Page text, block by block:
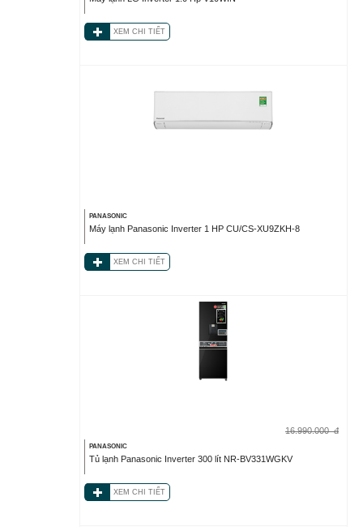
XEM CHI TIẾT
PANASONIC
Máy lạnh Panasonic Inverter 1 HP CU/CS-XU9ZKH-8
XEM CHI TIẾT
16.990.000 đ
PANASONIC
Tủ lạnh Panasonic Inverter 300 lít NR-BV331WGKV
XEM CHI TIẾT